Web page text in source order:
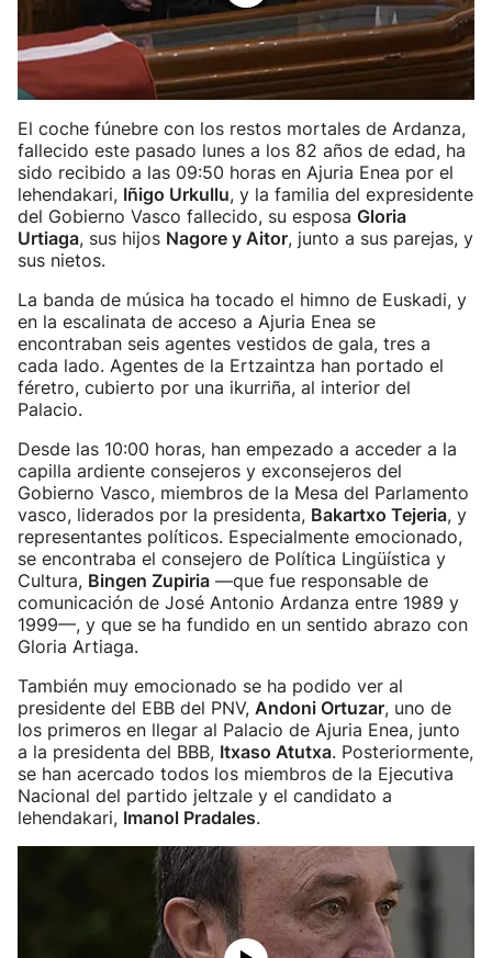
El coche fúnebre con los restos mortales de Ardanza,
fallecido este pasado lunes a los 82 años de edad, ha
sido recibido a las 09:50 horas en Ajuria Enea por el
lehendakari, Iñigo Urkullu, y la familia del expresidente
del Gobierno Vasco fallecido, su esposa Gloria
Urtiaga, sus hijos Nagore y Aitor, junto a sus parejas, y
sus nietos.
La banda de música ha tocado el himno de Euskadi, y
en la escalinata de acceso a Ajuria Enea se
encontraban seis agentes vestidos de gala, tres a
cada lado. Agentes de la Ertzaintza han portado el
féretro, cubierto por una ikurriña, al interior del
Palacio.
Desde las 10:00 horas, han empezado a acceder a la
capilla ardiente consejeros y exconsejeros del
Gobierno Vasco, miembros de la Mesa del Parlamento
vasco, liderados por la presidenta, Bakartxo Tejeria, y
representantes políticos. Especialmente emocionado,
se encontraba el consejero de Política Lingüística y
Cultura, Bingen Zupiria —que fue responsable de
comunicación de José Antonio Ardanza entre 1989 y
1999—, y que se ha fundido en un sentido abrazo con
Gloria Artiaga.
También muy emocionado se ha podido ver al
presidente del EBB del PNV, Andoni Ortuzar, uno de
los primeros en llegar al Palacio de Ajuria Enea, junto
a la presidenta del BBB, Itxaso Atutxa. Posteriormente,
se han acercado todos los miembros de la Ejecutiva
Nacional del partido jeltzale y el candidato a
lehendakari, Imanol Pradales.